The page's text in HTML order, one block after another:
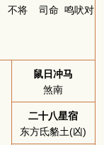
不将
司命 鸣吠对
鼠日冲马
煞南
二十八星宿
东方氐貉土(凶)